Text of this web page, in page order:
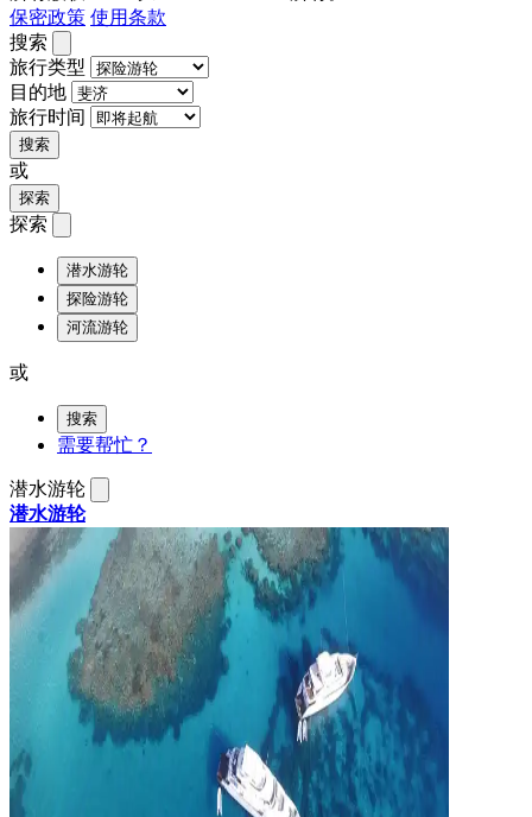
保密政策 使用条款
搜索
旅行类型
目的地
旅行时间
搜索
或
探索
探索
潜水游轮
探险游轮
河流游轮
或
搜索
需要帮忙？
潜水游轮
潜水游轮